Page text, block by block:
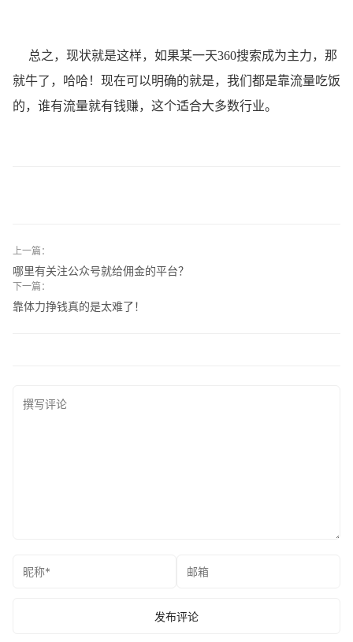
总之，现状就是这样，如果某一天360搜索成为主力，那
就牛了，哈哈！现在可以明确的就是，我们都是靠流量吃饭
的，谁有流量就有钱赚，这个适合大多数行业。
上一篇：
哪里有关注公众号就给佣金的平台？
下一篇：
靠体力挣钱真的是太难了！